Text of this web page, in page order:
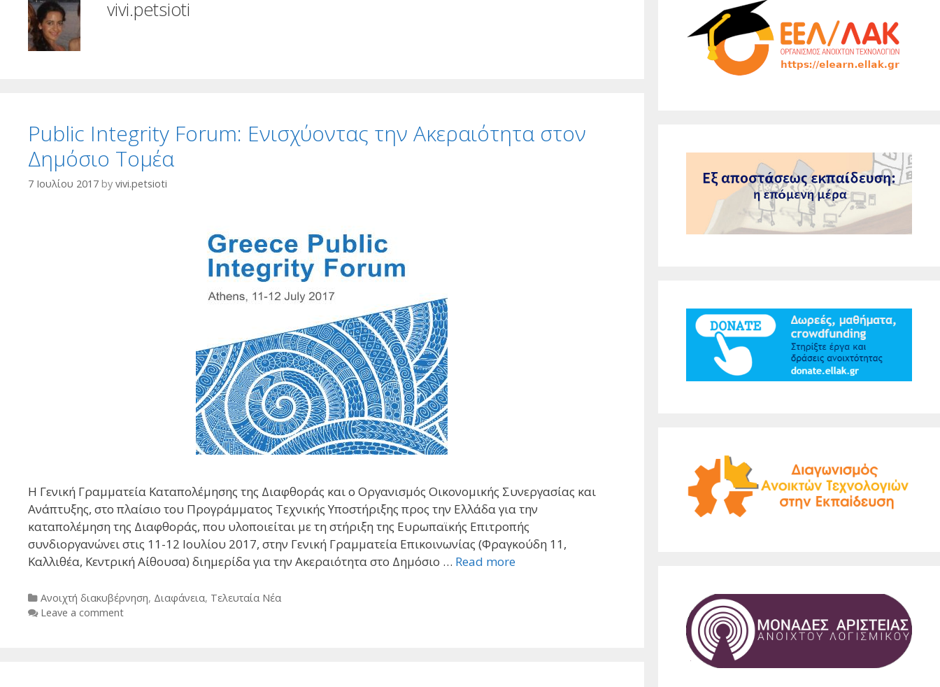
vivi.petsioti
Public Integrity Forum: Ενισχύοντας την Ακεραιότητα στον
Δημόσιο Τομέα
7 Ιουλίου 2017 by vivi.petsioti
H Γενική Γραμματεία Καταπολέμησης της Διαφθοράς και o Οργανισμός Οικονομικής Συνεργασίας και
Ανάπτυξης, στο πλαίσιο του Προγράμματος Τεχνικής Υποστήριξης προς την Ελλάδα για την
καταπολέμηση της Διαφθοράς, που υλοποιείται με τη στήριξη της Ευρωπαϊκής Επιτροπής
συνδιοργανώνει στις 11-12 Ιουλίου 2017, στην Γενική Γραμματεία Επικοινωνίας (Φραγκούδη 11,
Καλλιθέα, Κεντρική Αίθουσα) διημερίδα για την Ακεραιότητα στο Δημόσιο … Read more
Categories
Ανοιχτή διακυβέρνηση, Διαφάνεια, Τελευταία Νέα
Leave a comment